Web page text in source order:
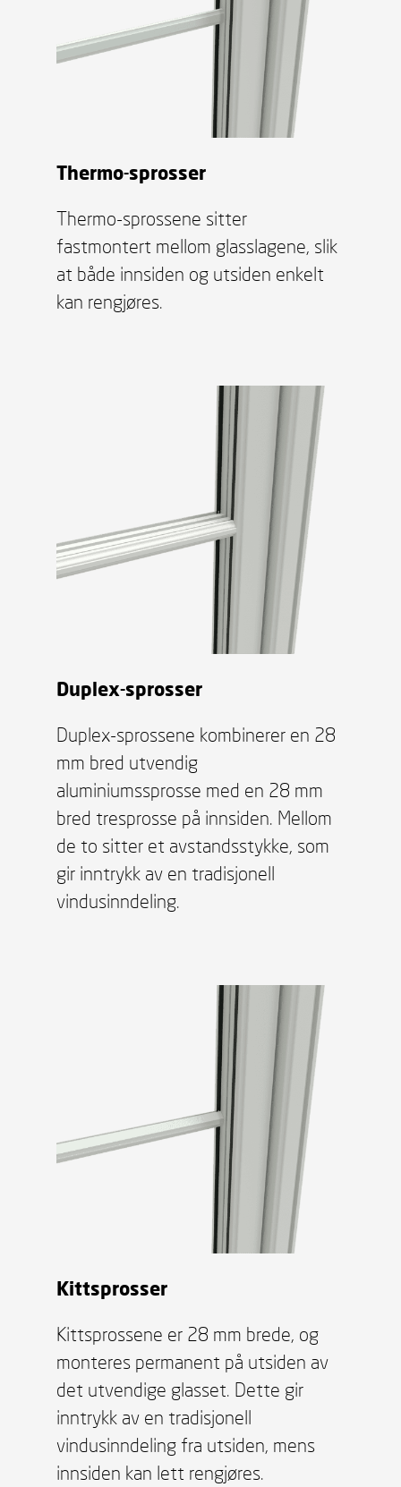
Thermo-sprosser
Thermo-sprossene sitter
fastmontert mellom glasslagene, slik
at både innsiden og utsiden enkelt
kan rengjøres.
Duplex-sprosser
Duplex-sprossene kombinerer en 28
mm bred utvendig
aluminiumssprosse med en 28 mm
bred tresprosse på innsiden. Mellom
de to sitter et avstandsstykke, som
gir inntrykk av en tradisjonell
vindusinndeling.
Kittsprosser
Kittsprossene er 28 mm brede, og
monteres permanent på utsiden av
det utvendige glasset. Dette gir
inntrykk av en tradisjonell
vindusinndeling fra utsiden, mens
innsiden kan lett rengjøres.